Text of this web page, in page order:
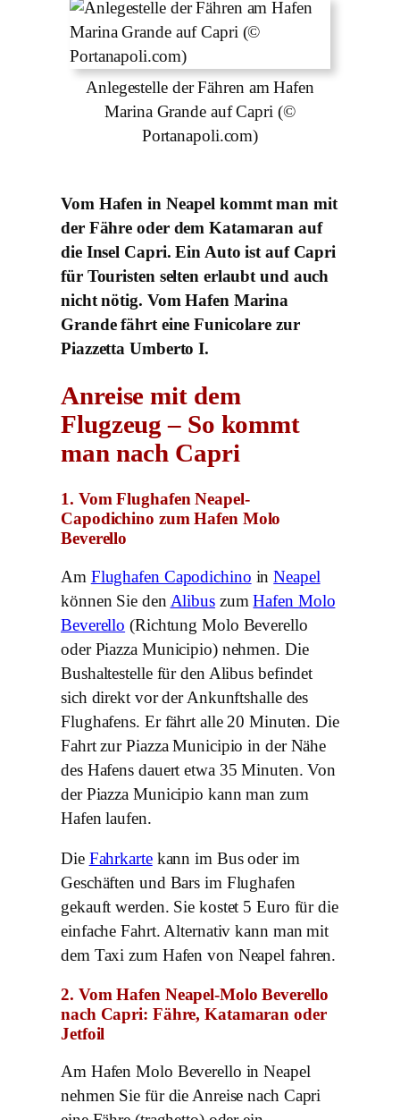
Anlegestelle der Fähren am Hafen
Marina Grande auf Capri (©
Portanapoli.com)
Vom Hafen in Neapel kommt man mit
der Fähre oder dem Katamaran auf
die Insel Capri. Ein Auto ist auf Capri
für Touristen selten erlaubt und auch
nicht nötig. Vom Hafen Marina
Grande fährt eine Funicolare zur
Piazzetta Umberto I.
Anreise mit dem
Flugzeug – So kommt
man nach Capri
1. Vom Flughafen Neapel-
Capodichino zum Hafen Molo
Beverello
Am Flughafen Capodichino inNeapel
können Sie den AlibuszumHafen Molo
Beverello (Richtung Molo Beverello
oder Piazza Municipio) nehmen. Die
Bushaltestelle für den Alibus befindet
sich direkt vor der Ankunftshalle des
Flughafens. Er fährt alle 20 Minuten. Die
Fahrt zur Piazza Municipio in der Nähe
des Hafens dauert etwa 35 Minuten. Von
der Piazza Municipio kann man zum
Hafen laufen.
Die Fahrkartekann im Bus oder im
Geschäften und Bars im Flughafen
gekauft werden. Sie kostet 5 Euro für die
einfache Fahrt. Alternativ kann man mit
dem Taxi zum Hafen von Neapel fahren.
2. Vom Hafen Neapel-Molo Beverello
nach Capri: Fähre, Katamaran oder
Jetfoil
Am Hafen Molo Beverello in Neapel
nehmen Sie für die Anreise nach Capri